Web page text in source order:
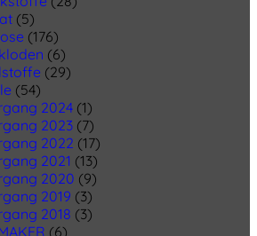
(5)
(176)
(6)
(29)
(54)
2024 (1)
2023 (7)
2022 (17)
2021 (13)
2020 (9)
2019 (3)
2018 (3)
(6)